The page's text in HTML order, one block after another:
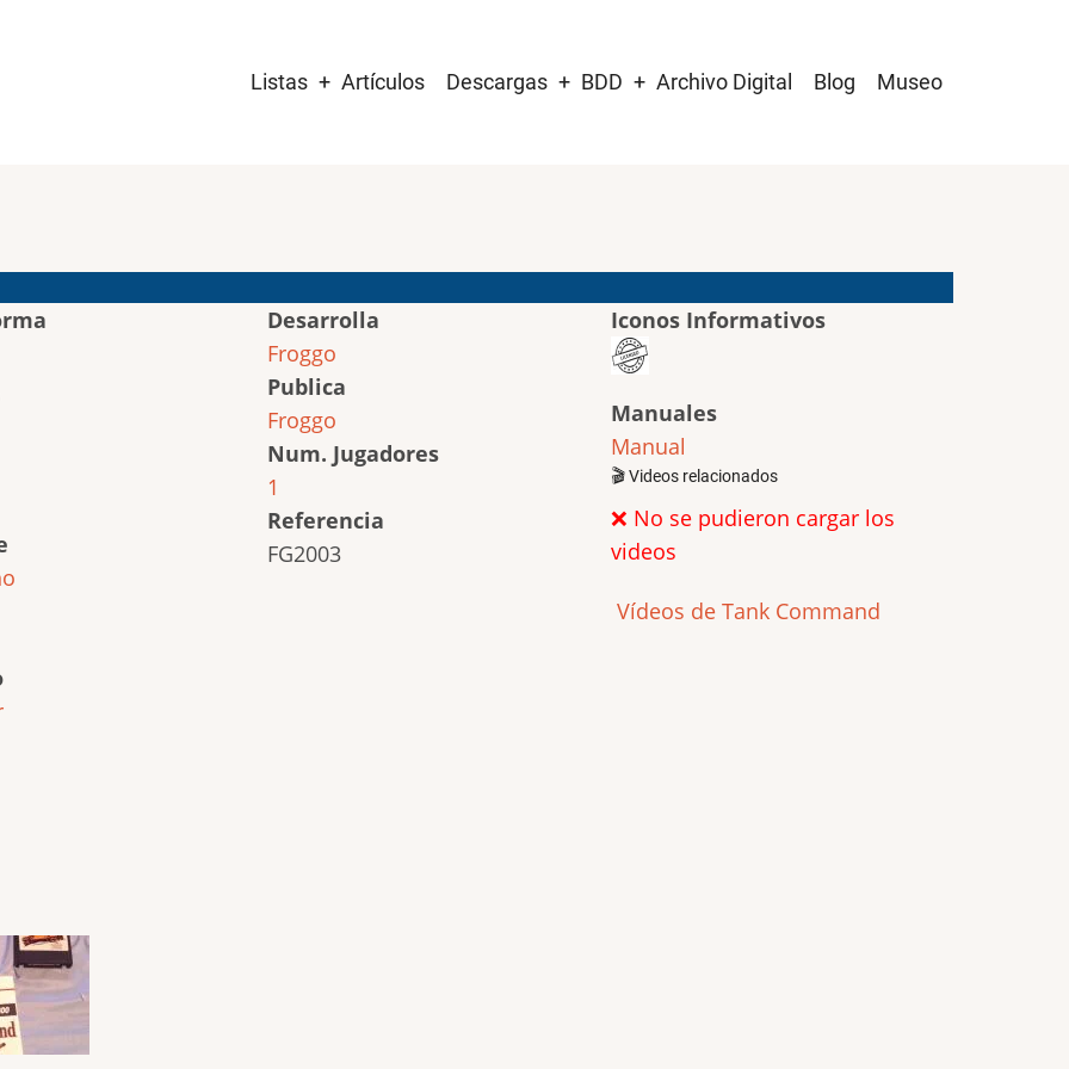
navigation
Listas Artículos Descargas BDD Archivo Digital Blog Museo
Desarrolla
Froggo
Publica
Froggo
Num. Jugadores
1
Referencia
FG2003
Iconos Informativos
Manuales
Manual
🎬 Videos relacionados
❌ No se pudieron cargar los
videos
Vídeos de Tank Command